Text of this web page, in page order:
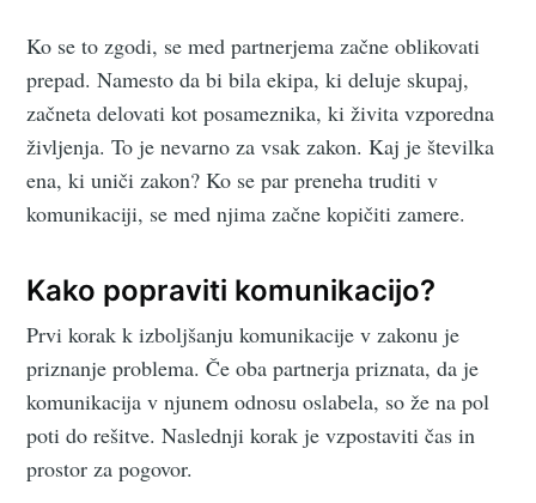
Ko se to zgodi, se med partnerjema začne oblikovati
prepad. Namesto da bi bila ekipa, ki deluje skupaj,
začneta delovati kot posameznika, ki živita vzporedna
življenja. To je nevarno za vsak zakon. Kaj je številka
ena, ki uniči zakon? Ko se par preneha truditi v
komunikaciji, se med njima začne kopičiti zamere.
Kako popraviti komunikacijo?
Prvi korak k izboljšanju komunikacije v zakonu je
priznanje problema. Če oba partnerja priznata, da je
komunikacija v njunem odnosu oslabela, so že na pol
poti do rešitve. Naslednji korak je vzpostaviti čas in
prostor za pogovor.